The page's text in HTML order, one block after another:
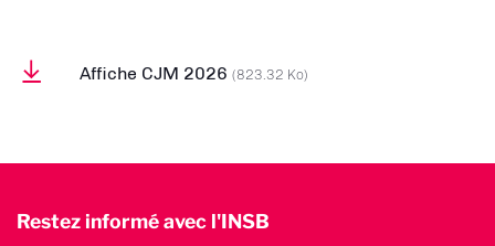
Affiche CJM 2026 (823.32 Ko)
Restez informé avec l'INSB